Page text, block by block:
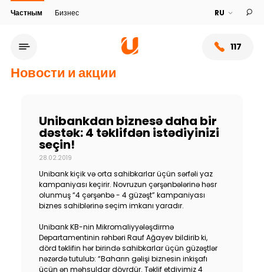
Частным Бизнес
117
Сеть обслуживания
О банке
Новости и акции
Unibankdan biznesə daha bir
dəstək: 4 təklifdən istədiyinizi
seçin!
28.02.2019
Unibank kiçik və orta sahibkarlar üçün sərfəli yaz
kampaniyası keçirir. Novruzun çərşənbələrinə həsr
olunmuş “4 çərşənbə - 4 güzəşt” kampaniyası
biznes sahiblərinə seçim imkanı yaradır.
Unibank KB-nin Mikromaliyyələşdirmə
Departamentinin rəhbəri Rauf Ağayev bildirib ki,
dörd təklifin hər birində sahibkarlar üçün güzəştlər
nəzərdə tutulub: “Baharın gəlişi biznesin inkişafı
üçün ən məhsuldar dövrdür. Təklif etdiyimiz 4